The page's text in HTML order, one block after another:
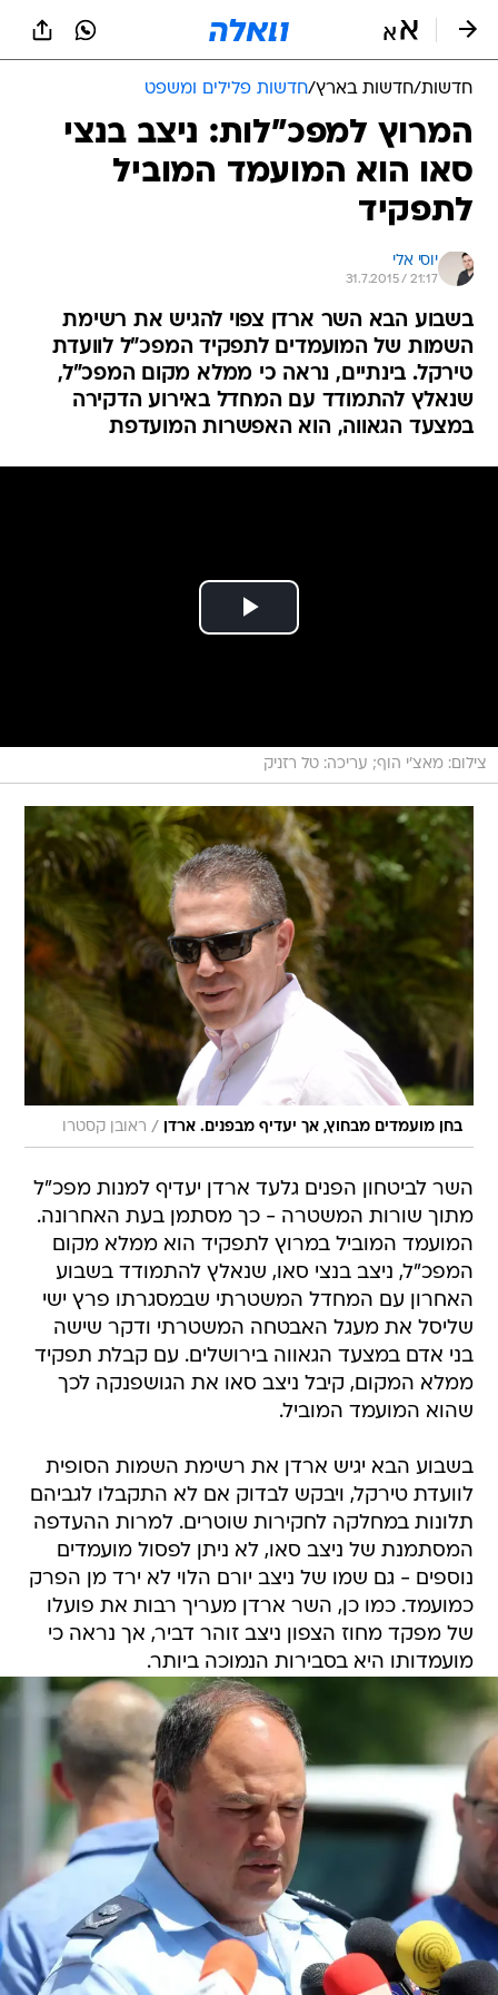
חדשות/חדשות בארץ/חדשות פלילים ומשפט
המרוץ למפכ"לות: ניצב בנצי
סאו הוא המועמד המוביל
לתפקיד
יוסי אלי
31.7.2015 / 21:17
בשבוע הבא השר ארדן צפוי להגיש את רשימת
השמות של המועמדים לתפקיד המפכ"ל לוועדת
טירקל. בינתיים, נראה כי ממלא מקום המפכ"ל,
שנאלץ להתמודד עם המחדל באירוע הדקירה
במצעד הגאווה, הוא האפשרות המועדפת
צילום: מאצ'י הוף; עריכה: טל רזניק
בחן מועמדים מבחוץ, אך יעדיף מבפנים. ארדן / ראובן קסטרו
השר לביטחון הפנים גלעד ארדן יעדיף למנות מפכ"ל
מתוך שורות המשטרה - כך מסתמן בעת האחרונה.
המועמד המוביל במרוץ לתפקיד הוא ממלא מקום
המפכ"ל, ניצב בנצי סאו, שנאלץ להתמודד בשבוע
האחרון עם המחדל המשטרתי שבמסגרתו פרץ ישי
שליסל את מעגל האבטחה המשטרתי ודקר שישה
בני אדם במצעד הגאווה בירושלים. עם קבלת תפקיד
ממלא המקום, קיבל ניצב סאו את הגושפנקה לכך
שהוא המועמד המוביל.
בשבוע הבא יגיש ארדן את רשימת השמות הסופית
לוועדת טירקל, ויבקש לבדוק אם לא התקבלו לגביהם
תלונות במחלקה לחקירות שוטרים. למרות ההעדפה
המסתמנת של ניצב סאו, לא ניתן לפסול מועמדים
נוספים - גם שמו של ניצב יורם הלוי לא ירד מן הפרק
כמועמד. כמו כן, השר ארדן מעריך רבות את פועלו
של מפקד מחוז הצפון ניצב זוהר דביר, אך נראה כי
מועמדותו היא בסבירות הנמוכה ביותר.